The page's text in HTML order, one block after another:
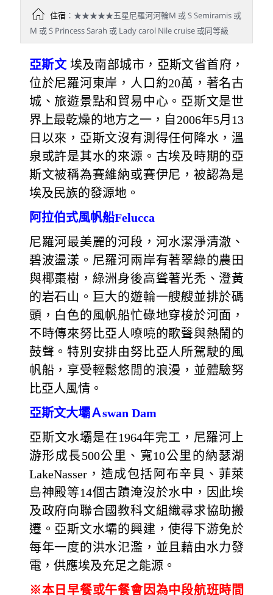
住宿：★★★★★五星尼羅河河輪M 或 S Semiramis 或
M 或 S Princess Sarah 或 Lady carol Nile cruise 或同等級
亞斯文 埃及南部城市，亞斯文省首府，
位於尼羅河東岸，人口約20萬，著名古
城、旅遊景點和貿易中心。亞斯文是世
界上最乾燥的地方之一，自2006年5月13
日以來，亞斯文沒有測得任何降水，溫
泉或許是其水的來源。古埃及時期的亞
斯文被稱為賽維納或賽伊尼，被認為是
埃及民族的發源地。
阿拉伯式風帆船Felucca
尼羅河最美麗的河段，河水潔淨清澈、
碧波盪漾。尼羅河兩岸有著翠綠的農田
與椰棗樹，綠洲身後高聳著光禿、澄黃
的岩石山。巨大的遊輪一艘艘並排於碼
頭，白色的風帆船忙碌地穿梭於河面，
不時傳來努比亞人嘹喨的歌聲與熱鬧的
鼓聲。特別安排由努比亞人所駕駛的風
帆船，享受輕鬆悠閒的浪漫，並體驗努
比亞人風情。
亞斯文大壩Ａswan Dam
亞斯文水壩是在1964年完工，尼羅河上
游形成長500公里、寬10公里的納瑟湖
LakeNasser，造成包括阿布辛貝、菲萊
島神殿等14個古蹟淹沒於水中，因此埃
及政府向聯合國教科文組織尋求協助搬
遷。亞斯文水壩的興建，使得下游免於
每年一度的洪水氾濫，並且藉由水力發
電，供應埃及充足之能源。
※本日早餐或午餐會因為中段航班時間